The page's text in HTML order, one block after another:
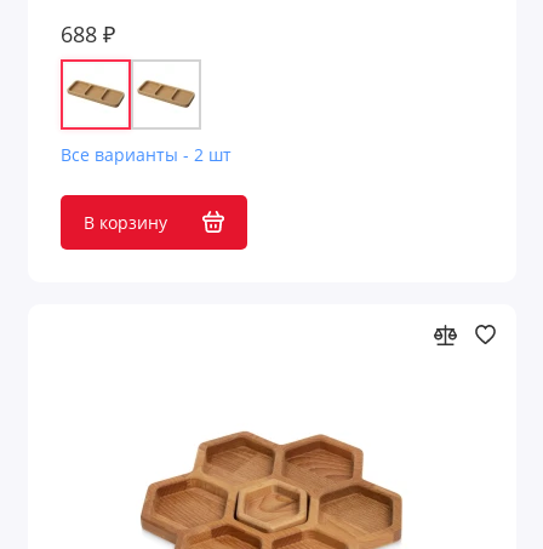
688 ₽
Все варианты - 2 шт
В корзину